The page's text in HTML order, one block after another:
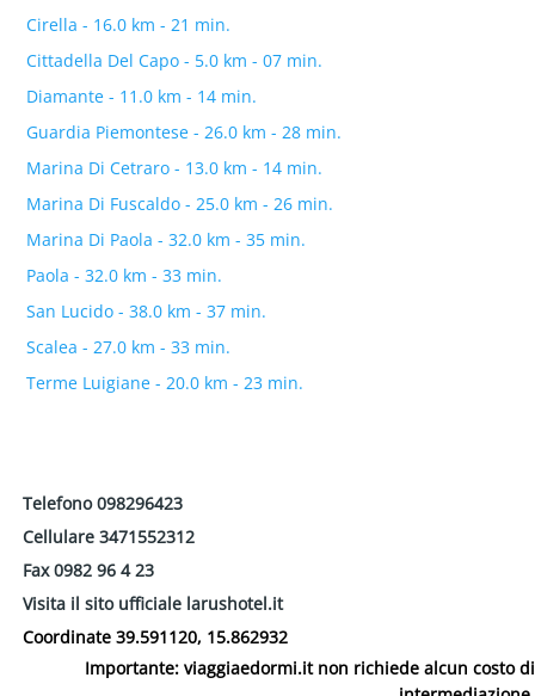
Cirella - 16.0 km - 21 min.
Cittadella Del Capo - 5.0 km - 07 min.
Diamante - 11.0 km - 14 min.
Guardia Piemontese - 26.0 km - 28 min.
Marina Di Cetraro - 13.0 km - 14 min.
Marina Di Fuscaldo - 25.0 km - 26 min.
Marina Di Paola - 32.0 km - 35 min.
Paola - 32.0 km - 33 min.
San Lucido - 38.0 km - 37 min.
Scalea - 27.0 km - 33 min.
Terme Luigiane - 20.0 km - 23 min.
Telefono098296423
Cellulare 3471552312
Fax0982 96 4 23
Visita il sito ufficiale larushotel.it
Coordinate 39.591120, 15.862932
Importante: viaggiaedormi.it non richiede alcun costo di